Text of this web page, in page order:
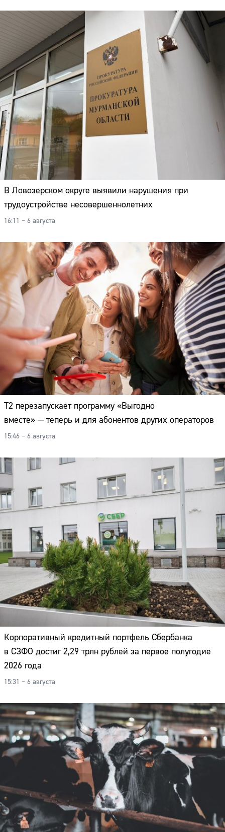
В Ловозерском округе выявили нарушения при
трудоустройстве несовершеннолетних
16:11 – 6 августа
Т2 перезапускает программу «Выгодно
вместе» — теперь и для абонентов других операторов
15:46 – 6 августа
Корпоративный кредитный портфель Сбербанка
в СЗФО достиг 2,29 трлн рублей за первое полугодие
2026 года
15:31 – 6 августа